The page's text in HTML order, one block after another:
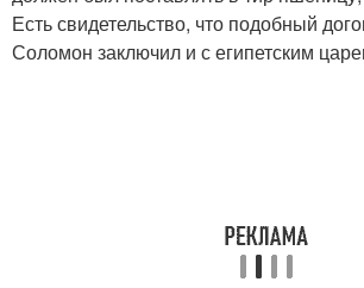
Есть свидетельство, что подобный
Соломон заключил и с египетским